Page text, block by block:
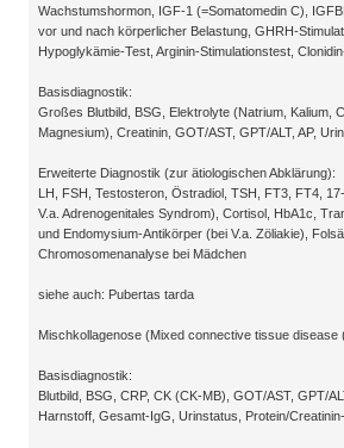
Wachstumshormon, IGF-1 (=Somatomedin C),
vor und nach körperlicher Belastung, GHRH-
Hypoglykämie-Test, Arginin-Stimulationstest,
Basisdiagnostik:
Großes Blutbild, BSG, Elektrolyte (Natrium, Kalium,
Magnesium), Creatinin, GOT/AST, GPT/ALT, AP,
Erweiterte Diagnostik (zur ätiologischen Abklärung):
LH, FSH, Testosteron, Östradiol, TSH, FT3, FT4,
V.a. Adrenogenitales Syndrom), Cortisol, HbA1c,
und Endomysium-Antikörper (bei V.a. Zöliakie),
Chromosomenanalyse bei Mädchen
siehe auch: Pubertas tarda
Mischkollagenose (Mixed connective tissue disease
Basisdiagnostik:
Blutbild, BSG, CRP, CK (CK-MB), GOT/AST, GPT/
Harnstoff, Gesamt-IgG, Urinstatus, Protein/